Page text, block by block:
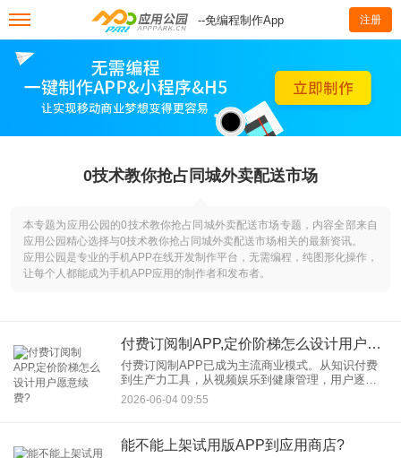
--免编程制作App 注册
0技术教你抢占同城外卖配送市场
本专题为应用公园的0技术教你抢占同城外卖配送市场专题，内容全部来自
应用公园精心选择与0技术教你抢占同城外卖配送市场相关的最新资讯。
应用公园是专业的手机APP在线开发制作平台，无需编程，纯图形化操作，
让每个人都能成为手机APP应用的制作者和发布者。
付费订阅制APP,定价阶梯怎么设计用户愿意续费?
付费订阅制APP已成为主流商业模式。从知识付费
到生产力工具，从视频娱乐到健康管理，用户逐渐
接受“为持续价值付费”的消费逻辑。但如何设计定价
阶梯才能让用户心甘情愿续费？本文结合头部产品
2026-06-04 09:55
能不能上架试用版APP到应用商店?